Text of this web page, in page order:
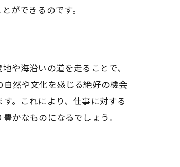
ができるのです。
や海沿いの道を走ることで、
然や文化を感じる絶好の機会
。これにより、仕事に対する
かなものになるでしょう。